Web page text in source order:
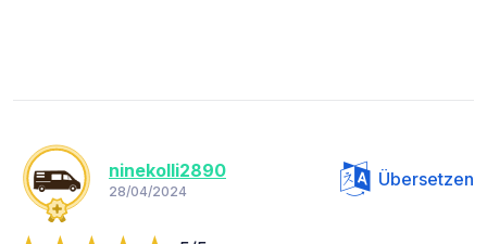
ninekolli2890
28/04/2024
Übersetzen